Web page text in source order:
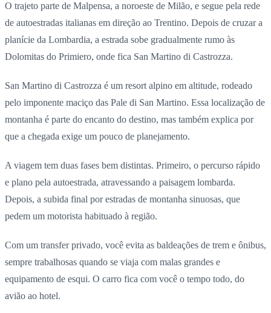
O trajeto parte de Malpensa, a noroeste de Milão, e segue pela rede
de autoestradas italianas em direção ao Trentino. Depois de cruzar a
planície da Lombardia, a estrada sobe gradualmente rumo às
Dolomitas do Primiero, onde fica San Martino di Castrozza.
San Martino di Castrozza é um resort alpino em altitude, rodeado
pelo imponente maciço das Pale di San Martino. Essa localização de
montanha é parte do encanto do destino, mas também explica por
que a chegada exige um pouco de planejamento.
A viagem tem duas fases bem distintas. Primeiro, o percurso rápido
e plano pela autoestrada, atravessando a paisagem lombarda.
Depois, a subida final por estradas de montanha sinuosas, que
pedem um motorista habituado à região.
Com um transfer privado, você evita as baldeações de trem e ônibus,
sempre trabalhosas quando se viaja com malas grandes e
equipamento de esqui. O carro fica com você o tempo todo, do
avião ao hotel.